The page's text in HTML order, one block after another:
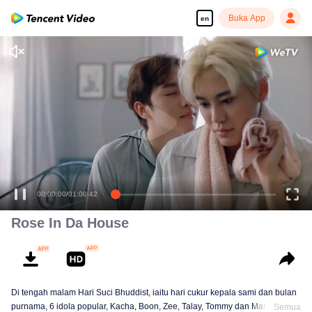
en Buka App
Enjoy smooth and HD episodes
00:00:00/01:00:42
Rose In Da House
Di tengah malam Hari Suci Bhuddist, iaitu hari cukur kepala sami dan bulan
purnama, 6 idola popular, Kacha, Boon, Zee, Talay, Tommy dan Mark, tiba di
Semua